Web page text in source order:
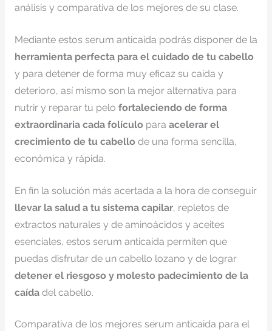
análisis y comparativa de los mejores de su clase.
Mediante estos serum anticaida podrás disponer de la
herramienta perfecta para el cuidado de tu cabello
y para detener de forma muy eficaz su caída y
deterioro, así mismo son la mejor alternativa para
nutrir y reparar tu pelo fortaleciendo de forma
extraordinaria cada folículopara acelerar el
crecimiento de tu cabellode una forma sencilla,
económica y rápida.
En fin la solución más acertada a la hora de conseguir
llevar la salud a tu sistema capilar, repletos de
extractos naturales y de aminoácidos y aceites
esenciales, estos serum anticaida permiten que
puedas disfrutar de un cabello lozano y de lograr
detener el riesgoso y molesto padecimiento de la
caída del cabello.
Comparativa de los mejores serum anticaida para el